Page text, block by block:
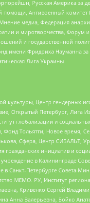
Русская Америка за
Антивоенный
медиа, Федерация
и миротворчества,
и государственной
Фридриха Науманна за
Лига Украины
Центр гендерных
Петербург, Лига
глобализации и
Тольятти, Новое время,
Сфера, Центр СИБАЛЬТ,
инициатив и
в Калининграде
Санкт-Петербурге Совета
МЕМО. РУ, Институт
Кривенко Сергей
Анна Валерьевна, Бойко